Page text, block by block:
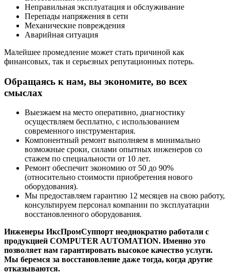
Неправильная эксплуатация и обслуживание
Перепады напряжения в сети
Механические повреждения
Аварийная ситуация
Малейшее промедление может стать причиной как
финансовых, так и серьезных репутационных потерь.
Обращаясь к нам, вы экономите, во всех
смыслах
Выезжаем на место оперативно, диагностику
осуществляем бесплатно, с использованием
современного инструментария.
Компонентный ремонт выполняем в минимально
возможные сроки, силами опытных инженеров со
стажем по специальности от 10 лет.
Ремонт обеспечит экономию от 50 до 90%
(относительно стоимости приобретения нового
оборудования).
Мы предоставляем гарантию 12 месяцев на свою работу,
консультируем персонал компании по эксплуатации
восстановленного оборудования.
Инженеры ИксПромСуппорт неоднократно работали с
продукцией COMPUTER AUTOMATION. Именно это
позволяет нам гарантировать высокое качество услуги.
Мы беремся за восстановление даже тогда, когда другие
отказываются.